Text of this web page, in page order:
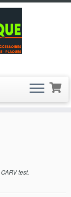
CARV test.